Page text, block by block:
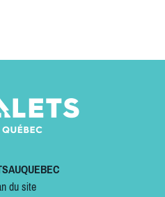
du site